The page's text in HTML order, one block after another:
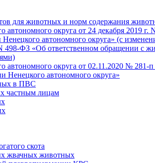
для животных и норм содержания
округа от 24 декабря 2019
автономного округа» (с
498-ФЗ «Об ответственном обращении с
автономного округа от 02.11.2020 №
Ненецкого автономного округа»
в ПВС
частным лицам
скота
жвачных животных